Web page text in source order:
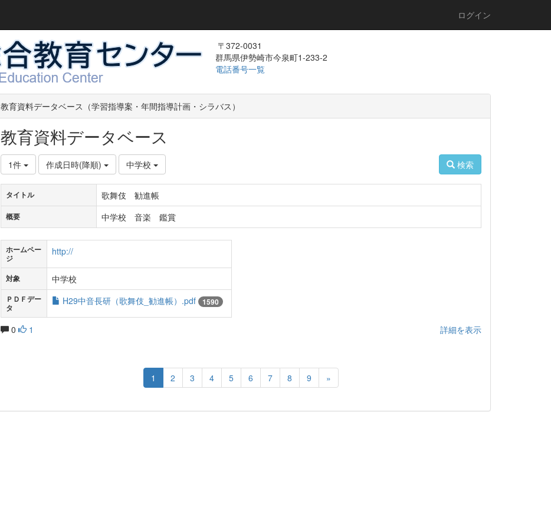
ログイン
〒372-0031
群馬県伊勢崎市今泉町1-233-2
電話番号一覧
教育資料データベース（学習指導案・年間指導計画・シラバス）
教育資料データベース
1件 作成日時(降順) 中学校 検索
タイトル 歌舞伎 勧進帳
概要 中学校 音楽 鑑賞
ホームペー
ジ
http://
対象 中学校
ＰＤＦデー
タ
H29中音長研（歌舞伎_勧進帳）.pdf 1590
0 1 詳細を表示
1 2 3 4 5 6 7 8 9 »